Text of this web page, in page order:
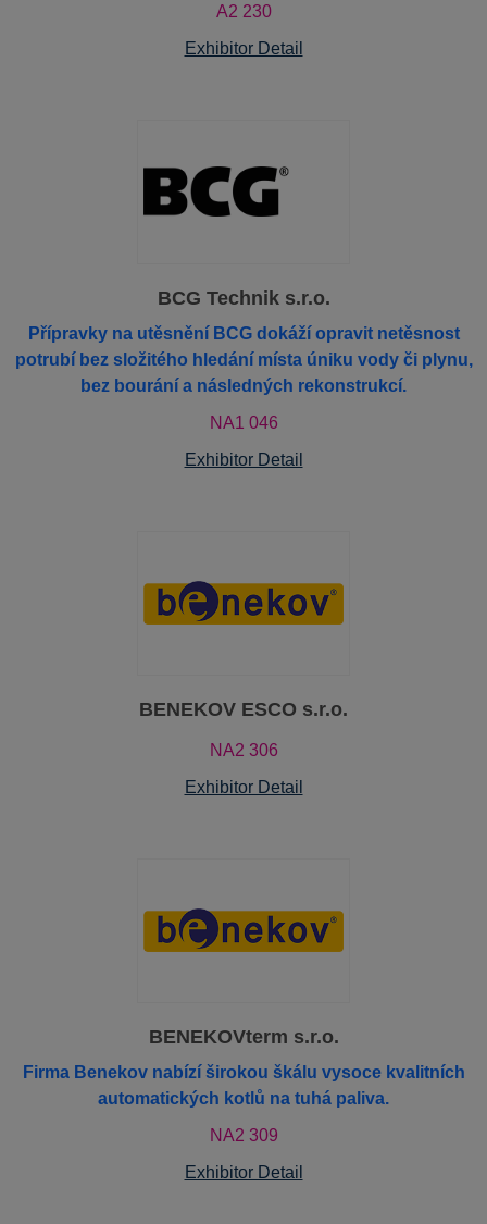
A2 230
Exhibitor Detail
BCG Technik s.r.o.
Přípravky na utěsnění BCG dokáží opravit netěsnost
potrubí bez složitého hledání místa úniku vody či plynu,
bez bourání a následných rekonstrukcí.
NA1 046
Exhibitor Detail
BENEKOV ESCO s.r.o.
NA2 306
Exhibitor Detail
BENEKOVterm s.r.o.
Firma Benekov nabízí širokou škálu vysoce kvalitních
automatických kotlů na tuhá paliva.
NA2 309
Exhibitor Detail